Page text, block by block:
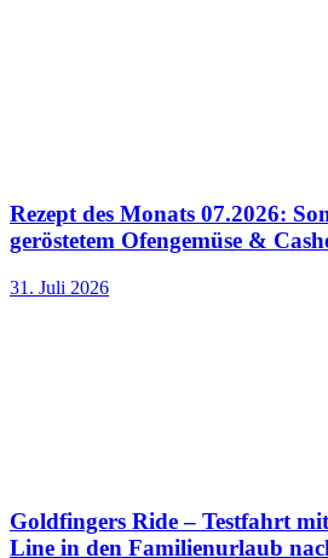
Rezept des Monats 07.2026:
geröstetem Ofengemüse &
31. Juli 2026
Goldfingers Ride – Testfahrt
Line in den Familienurlaub